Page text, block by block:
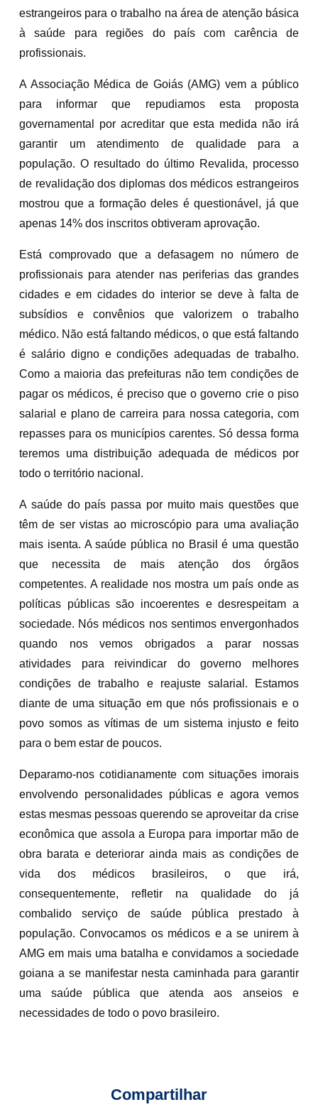
estrangeiros para o trabalho na área de atenção básica
à saúde para regiões do país com carência de
profissionais.
A Associação Médica de Goiás (AMG) vem a público
para informar que repudiamos esta proposta
governamental por acreditar que esta medida não irá
garantir um atendimento de qualidade para a
população. O resultado do último Revalida, processo
de revalidação dos diplomas dos médicos estrangeiros
mostrou que a formação deles é questionável, já que
apenas 14% dos inscritos obtiveram aprovação.
Está comprovado que a defasagem no número de
profissionais para atender nas periferias das grandes
cidades e em cidades do interior se deve à falta de
subsídios e convênios que valorizem o trabalho
médico. Não está faltando médicos, o que está faltando
é salário digno e condições adequadas de trabalho.
Como a maioria das prefeituras não tem condições de
pagar os médicos, é preciso que o governo crie o piso
salarial e plano de carreira para nossa categoria, com
repasses para os municípios carentes. Só dessa forma
teremos uma distribuição adequada de médicos por
todo o território nacional.
A saúde do país passa por muito mais questões que
têm de ser vistas ao microscópio para uma avaliação
mais isenta. A saúde pública no Brasil é uma questão
que necessita de mais atenção dos órgãos
competentes. A realidade nos mostra um país onde as
políticas públicas são incoerentes e desrespeitam a
sociedade. Nós médicos nos sentimos envergonhados
quando nos vemos obrigados a parar nossas
atividades para reivindicar do governo melhores
condições de trabalho e reajuste salarial. Estamos
diante de uma situação em que nós profissionais e o
povo somos as vítimas de um sistema injusto e feito
para o bem estar de poucos.
Deparamo-nos cotidianamente com situações imorais
envolvendo personalidades públicas e agora vemos
estas mesmas pessoas querendo se aproveitar da crise
econômica que assola a Europa para importar mão de
obra barata e deteriorar ainda mais as condições de
vida dos médicos brasileiros, o que irá,
consequentemente, refletir na qualidade do já
combalido serviço de saúde pública prestado à
população. Convocamos os médicos e a se unirem à
AMG em mais uma batalha e convidamos a sociedade
goiana a se manifestar nesta caminhada para garantir
uma saúde pública que atenda aos anseios e
necessidades de todo o povo brasileiro.
Compartilhar